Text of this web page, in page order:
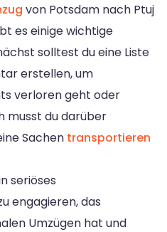
von Potsdam nach Ptuj
es einige wichtige
solltest du eine Liste
erstellen, um
verloren geht oder
musst du darüber
Sachen transportieren
seriöses
engagieren, das
Umzügen hat und